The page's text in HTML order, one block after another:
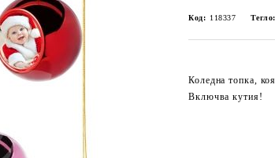
Код: 118337 Тегло:
Коледна топка,
Включва кутия!